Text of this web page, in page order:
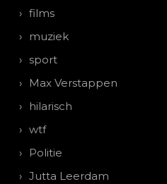
films
muziek
sport
Max Verstappen
hilarisch
wtf
Politie
Jutta Leerdam